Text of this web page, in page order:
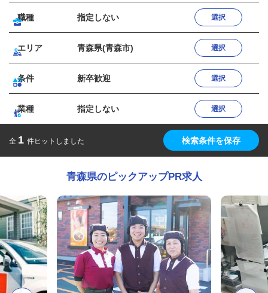
職種 指定しない 選択
エリア 青森県(青森市) 選択
条件 新卒歓迎 選択
業種 指定しない 選択
全 1 件ヒットしました 検索条件を保存
青森県のピックアップPR求人